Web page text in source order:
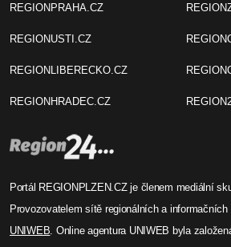
REGIONPRAHA.CZ
REGIONUSTI.CZ
REGIONLIBERECKO.CZ
REGIONHRADEC.CZ
Portál REGIONPLZEN.CZ je členem mediální
Provozovatelem sítě regionálních a
UNIWEB . Online agentura UNIWEB byla